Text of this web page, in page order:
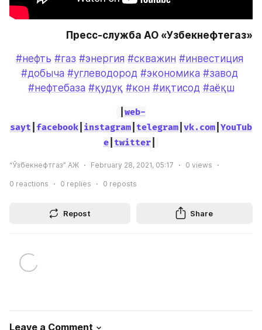
Пресс-служба АО «Узбекнефтегаз»
#нефть #газ #энергия #скважин #инвестиция
#добыча #углеводород #экономика #завод
#нефтебаза #қудуқ #кон #иқтисод #аёқш
web-
sayt facebook instagram telegram vk.com YouTub
e| twitter|
“Ўзбекнефтгаз” АЖ February 28, 2021, 05:17 0 views
0 reactions 0 replies 0 reposts
Repost Share
Leave a Comment